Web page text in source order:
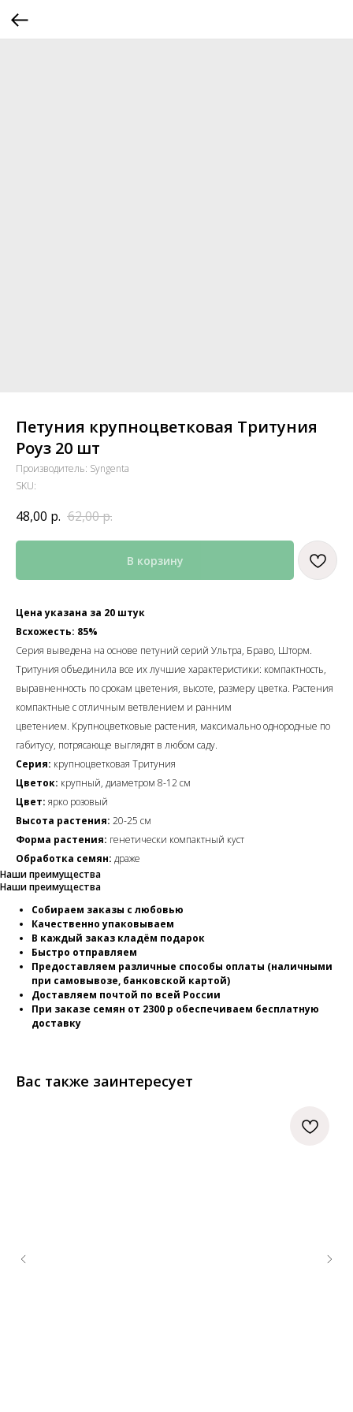
Петуния крупноцветковая Тритуния
Роуз 20 шт
Производитель: Syngenta
SKU:
48,00 р. 62,00р.
В корзину
Цена указана за 20 штук
Всхожесть: 85%
Серия выведена на основе петуний серий Ультра, Браво, Шторм.
Тритуния объединила все их лучшие характеристики: компактность,
выравненность по срокам цветения, высоте, размеру цветка. Растения
компактные с отличным ветвлением и ранним
цветением. Крупноцветковые растения, максимально однородные по
габитусу, потрясающе выглядят в любом саду.
Серия: крупноцветковая Тритуния
Цветок: крупный, диаметром 8-12 см
Цвет: ярко розовый
Высота растения: 20-25 см
Форма растения: генетически компактный куст
Обработка семян: драже
Наши преимущества
Наши преимущества
Собираем заказы с любовью
Качественно упаковываем
В каждый заказ кладём подарок
Быстро отправляем
Предоставляем различные способы оплаты (наличными
при самовывозе, банковской картой)
Доставляем почтой по всей России
При заказе семян от 2300 р обеспечиваем бесплатную
доставку
Вас также заинтересует